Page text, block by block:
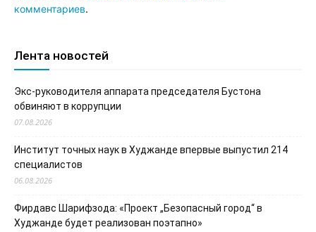
комментариев.
Лента новостей
Экс-руководителя аппарата председателя Бустона
обвиняют в коррупции
07.08.2026
Институт точных наук в Худжанде впервые выпустил 214
специалистов
06.08.2026
Фирдавс Шарифзода: «Проект „Безопасный город“ в
Худжанде будет реализован поэтапно»